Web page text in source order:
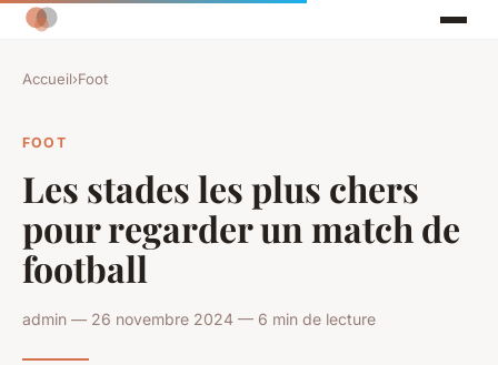
Accueil›Foot
FOOT
Les stades les plus chers
pour regarder un match de
football
admin — 26 novembre 2024 — 6 min de lecture